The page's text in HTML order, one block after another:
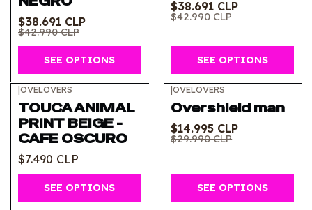
$38.691 CLP
$42.990 CLP
SEE OPTIONS
$38.691 CLP
$42.990 CLP
SEE OPTIONS
|OVELOVERS
TOUCA ANIMAL
PRINT BEIGE -
CAFE OSCURO
$7.490 CLP
SEE OPTIONS
|OVELOVERS
Overshield man
$14.995 CLP
$29.990 CLP
SEE OPTIONS